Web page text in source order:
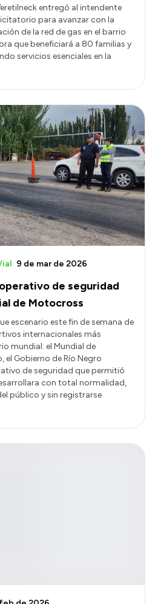
entregó al intendente
para avanzar con la
de la red de gas en el barrio
que beneficiará a 80 familias y
servicios esenciales en la
de seguridad
de Motocross
9 de mar de 2026
escenario este fin de semana de
internacionales más
mundial: el Mundial de
el Gobierno de Río Negro
de seguridad que permitió
con total normalidad,
público y sin registrarse